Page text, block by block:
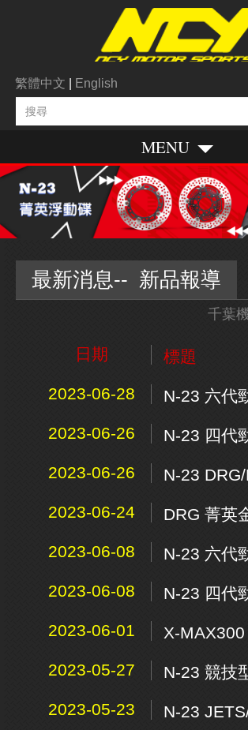
繁體中文 English
MENU
最新消息-- 新品報導
千葉
日期
標題
2023-06-28
2023-06-26
2023-06-26
2023-06-24
2023-06-08
2023-06-08
2023-06-01
2023-05-27
2023-05-23